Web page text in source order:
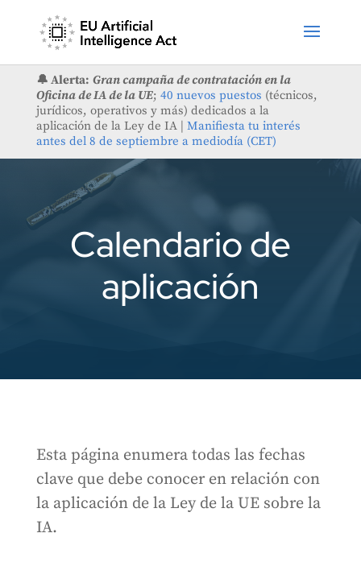
🔔 Alerta: Gran campaña de contratación en la
Oficina de IA de la UE; 40 nuevos puestos (técnicos,
jurídicos, operativos y más) dedicados a la
aplicación de la Ley de IA | Manifiesta tu interés
antes del 8 de septiembre a mediodía (CET)
Calendario de
aplicación
Esta página enumera todas las fechas
clave que debe conocer en relación con
la aplicación de la Ley de la UE sobre la
IA.